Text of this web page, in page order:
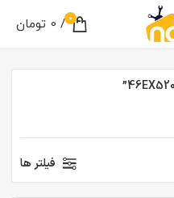
0
/ تومان 0
فیلتر ها